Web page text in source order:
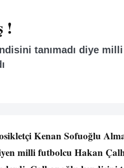
!
tanımadı diye
Kenan Sofuoğlu
milli futbolcu Hakan